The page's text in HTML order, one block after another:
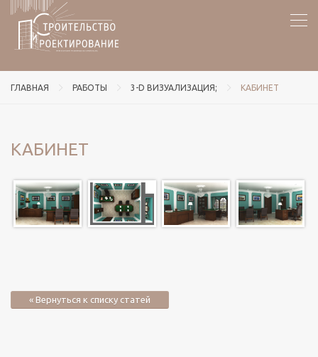
ГЛАВНАЯ РАБОТЫ 3-D ВИЗУАЛИЗАЦИЯ; КАБИНЕТ
КАБИНЕТ
« Вернуться к списку статей